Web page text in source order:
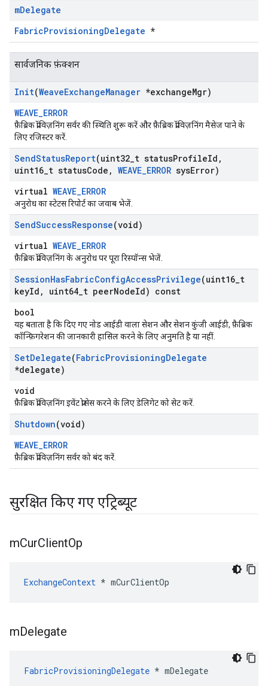
mDelegate
FabricProvisioningDelegate *
सार्वजनिक फ़ंक्शन
Init(WeaveExchangeManager *exchangeMgr)
WEAVE_ERROR
फ़ैब्रिक प्रॉविज़निंग सर्वर की स्थिति शुरू करें और फ़ैब्रिक प्रॉविज़निंग मैसेज पाने के
लिए रजिस्टर करें.
SendStatusReport(uint32 t statusProfileId ,
uint16 t statusCode , WEAVE_ERROR sysError)
virtual WEAVE_ERROR
अनुरोध का स्टेटस रिपोर्ट का जवाब भेजें.
SendSuccessResponse(void)
virtual WEAVE_ERROR
फ़ैब्रिक प्रॉविज़निंग के अनुरोध पर पूरा रिस्पॉन्स भेजें.
SessionHasFabricConfigAccessPrivilege(uint16 t
keyId , uint64 t peerNodeId) const
bool
यह बताता है कि दिए गए नोड आईडी वाला सेशन और सेशन कुंजी आईडी, फ़ैब्रिक
कॉन्फ़िगरेशन की जानकारी हासिल करने के लिए अनुमति है या नहीं.
SetDelegate(FabricProvisioningDelegate
*delegate)
void
फ़ैब्रिक प्रॉविज़निंग इवेंट प्रोसेस करने के लिए डेलिगेट को सेट करें.
Shutdown(void)
WEAVE_ERROR
फ़ैब्रिक प्रॉविज़निंग सर्वर को बंद करें.
सुरक्षित किए गए एट्रिब्यूट
mCurClientOp
ExchangeContext * mCurClientOp
mDelegate
FabricProvisioningDelegate * mDelegate